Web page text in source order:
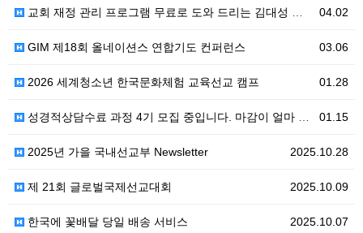
04.02
교회 재정 관리 프로그램 무료로 도와 드리는 김대성 목사님의 사랑
03.06
GIM 제18회 올네이션스 연합기도 컨퍼런스
01.28
2026 세계청소년 한국문화체험 교육선교 캠프
01.15
성경적상담수료 과정 4기 모집 중입니다. 마감이 얼마 안 남았네요. 서둘러주세요--
2025.10.28
2025년 가을 국내선교부 Newsletter
2025.10.09
제 21회 글로벌국제선교대회
2025.10.07
한국에 꽃배달 당일 배송 서비스